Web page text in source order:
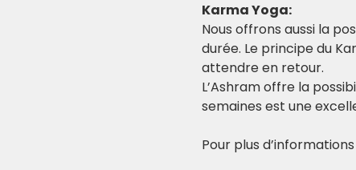
Karma Yoga:
Nous offrons aussi la
durée. Le principe du
attendre en retour.
L’Ashram offre la
semaines est une
Pour plus